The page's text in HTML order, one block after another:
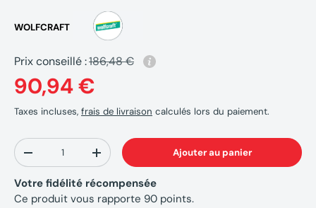
WOLFCRAFT
Prix conseillé :186,48 €
90,94 €
Taxes incluses, frais de livraison calculés lors du paiement.
Qté
-
+ Ajouter au panier
Votre fidélité récompensée
Ce produit vous rapporte 90 points.